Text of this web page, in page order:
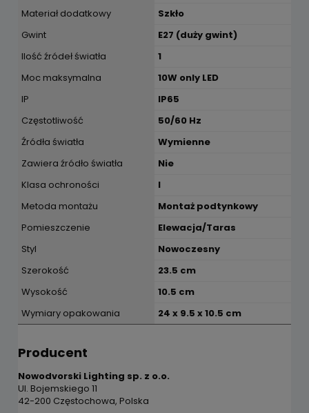
Materiał dodatkowy
Szkło
Gwint
E27 (duży gwint)
Ilość źródeł światła
1
Moc maksymalna
10W only LED
IP
IP65
Częstotliwość
50/60 Hz
Źródła światła
Wymienne
Zawiera źródło światła
Nie
Klasa ochroności
I
Metoda montażu
Montaż podtynkowy
Pomieszczenie
Elewacja/Taras
Styl
Nowoczesny
Szerokość
23.5 cm
Wysokość
10.5 cm
Wymiary opakowania
24 x 9.5 x 10.5 cm
Producent
Nowodvorski Lighting sp. z o.o.
Ul. Bojemskiego 11
42-200 Częstochowa, Polska